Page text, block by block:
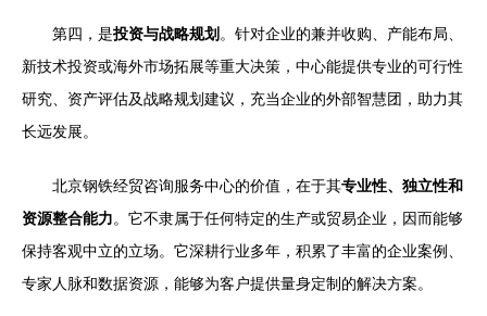
第四，是投资与战略规划 。针对企业的兼并收购、产能布局、
新技术投资或海外市场拓展等重大决策，中心能提供专业的可行性
研究、资产评估及战略规划建议，充当企业的外部智慧团，助力其
长远发展。
北京钢铁经贸咨询服务中心的价值，在于其专业性、独立性和
资源整合能力。它不隶属于任何特定的生产或贸易企业，因而能够
保持客观中立的立场。它深耕行业多年，积累了丰富的企业案例、
专家人脉和数据资源，能够为客户提供量身定制的解决方案。